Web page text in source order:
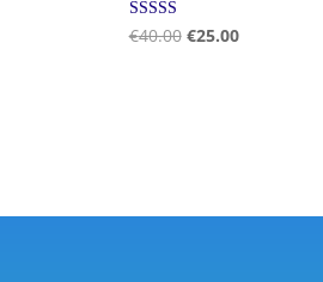
Ocjenjeno
5.00
€40.00 €25.00